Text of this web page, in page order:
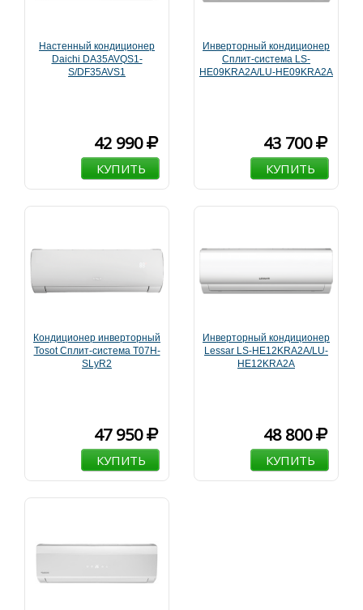
Настенный кондиционер
Daichi DA35AVQS1-
S/DF35AVS1
42 990
КУПИТЬ
Инверторный кондиционер
Сплит-система LS-
HE09KRA2A/LU-HE09KRA2A
43 700
КУПИТЬ
Кондиционер инверторный
Tosot Сплит-система T07H-
SLyR2
47 950
КУПИТЬ
Инверторный кондиционер
Lessar LS-HE12KRA2A/LU-
HE12KRA2A
48 800
КУПИТЬ